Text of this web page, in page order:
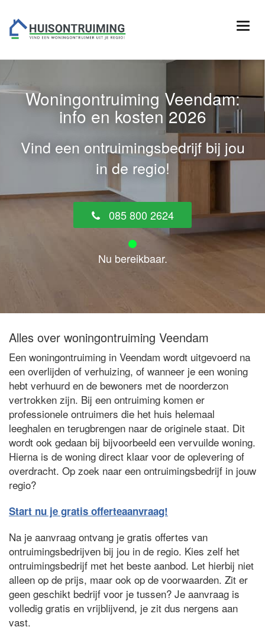
Woningontruiming Veendam:
info en kosten 2026
Vind een ontruimingsbedrijf bij jou
in de regio!
085 800 2624
Nu bereikbaar.
Alles over woningontruiming Veendam
Een woningontruiming in Veendam wordt uitgevoerd na
een overlijden of verhuizing, of wanneer je een woning
hebt verhuurd en de bewoners met de noorderzon
vertrokken zijn. Bij een ontruiming komen er
professionele ontruimers die het huis helemaal
leeghalen en terugbrengen naar de originele staat. Dit
wordt ook gedaan bij bijvoorbeeld een vervuilde woning.
Hierna is de woning direct klaar voor de oplevering of
overdracht. Op zoek naar een ontruimingsbedrijf in jouw
regio?
Start nu je gratis offerteaanvraag!
Na je aanvraag ontvang je gratis offertes van
ontruimingsbedrijven bij jou in de regio. Kies zelf het
ontruimingsbedrijf met het beste aanbod. Let hierbij niet
alleen op de prijs, maar ook op de voorwaarden. Zit er
geen geschikt bedrijf voor je tussen? Je aanvraag is
volledig gratis en vrijblijvend, je zit dus nergens aan
vast.